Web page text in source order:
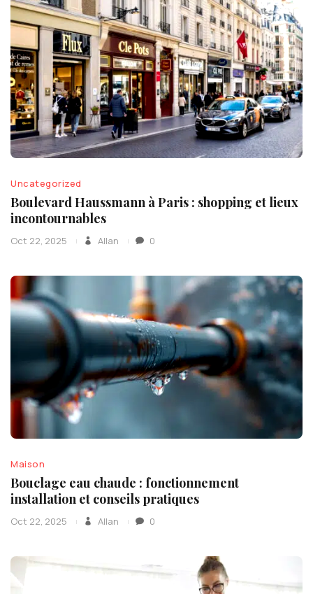
Uncategorized
Boulevard Haussmann à Paris : shopping et lieux
incontournables
Oct 22, 2025 Allan 0
Maison
Bouclage eau chaude : fonctionnement
installation et conseils pratiques
Oct 22, 2025 Allan 0